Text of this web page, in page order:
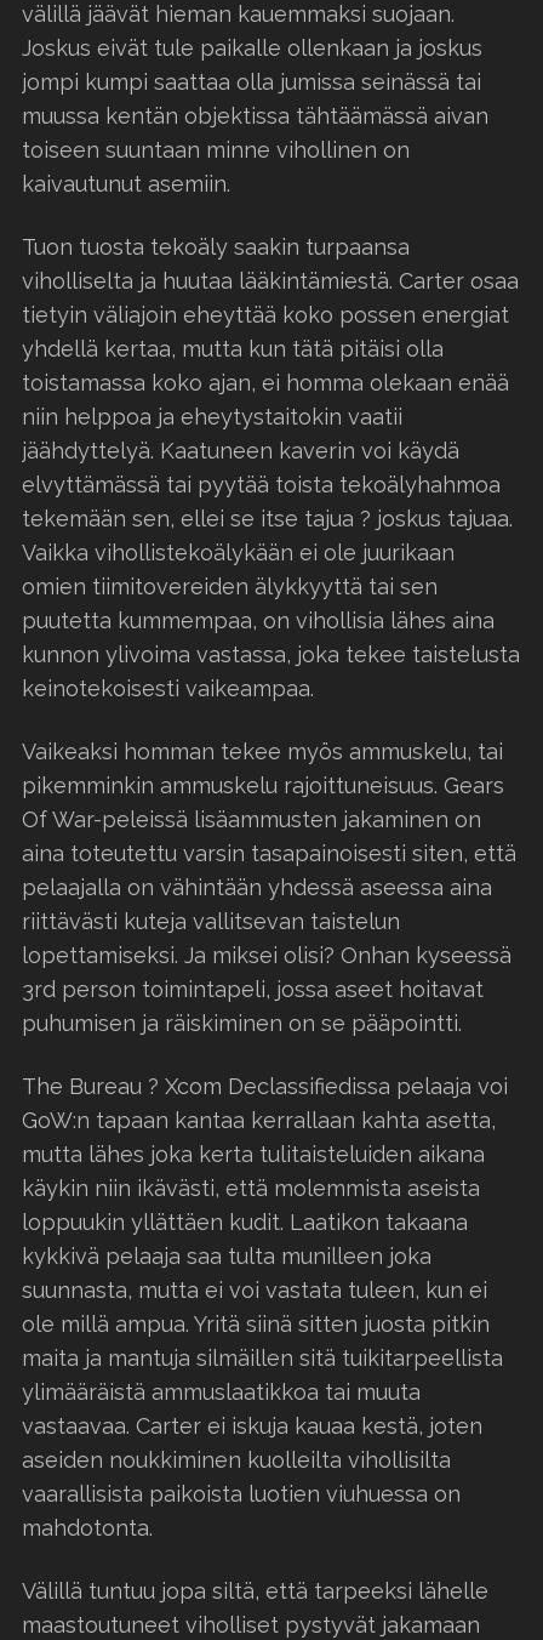
välillä jäävät hieman kauemmaksi suojaan.
Joskus eivät tule paikalle ollenkaan ja joskus
jompi kumpi saattaa olla jumissa seinässä tai
muussa kentän objektissa tähtäämässä aivan
toiseen suuntaan minne vihollinen on
kaivautunut asemiin.
Tuon tuosta tekoäly saakin turpaansa
viholliselta ja huutaa lääkintämiestä. Carter osaa
tietyin väliajoin eheyttää koko possen energiat
yhdellä kertaa, mutta kun tätä pitäisi olla
toistamassa koko ajan, ei homma olekaan enää
niin helppoa ja eheytystaitokin vaatii
jäähdyttelyä. Kaatuneen kaverin voi käydä
elvyttämässä tai pyytää toista tekoälyhahmoa
tekemään sen, ellei se itse tajua ? joskus tajuaa.
Vaikka vihollistekoälykään ei ole juurikaan
omien tiimitovereiden älykkyyttä tai sen
puutetta kummempaa, on vihollisia lähes aina
kunnon ylivoima vastassa, joka tekee taistelusta
keinotekoisesti vaikeampaa.
Vaikeaksi homman tekee myös ammuskelu, tai
pikemminkin ammuskelu rajoittuneisuus. Gears
Of War-peleissä lisäammusten jakaminen on
aina toteutettu varsin tasapainoisesti siten, että
pelaajalla on vähintään yhdessä aseessa aina
riittävästi kuteja vallitsevan taistelun
lopettamiseksi. Ja miksei olisi? Onhan kyseessä
3rd person toimintapeli, jossa aseet hoitavat
puhumisen ja räiskiminen on se pääpointti.
The Bureau ? Xcom Declassifiedissa pelaaja voi
GoW:n tapaan kantaa kerrallaan kahta asetta,
mutta lähes joka kerta tulitaisteluiden aikana
käykin niin ikävästi, että molemmista aseista
loppuukin yllättäen kudit. Laatikon takaana
kykkivä pelaaja saa tulta munilleen joka
suunnasta, mutta ei voi vastata tuleen, kun ei
ole millä ampua. Yritä siinä sitten juosta pitkin
maita ja mantuja silmäillen sitä tuikitarpeellista
ylimääräistä ammuslaatikkoa tai muuta
vastaavaa. Carter ei iskuja kauaa kestä, joten
aseiden noukkiminen kuolleilta vihollisilta
vaarallisista paikoista luotien viuhuessa on
mahdotonta.
Välillä tuntuu jopa siltä, että tarpeeksi lähelle
maastoutuneet viholliset pystyvät jakamaan